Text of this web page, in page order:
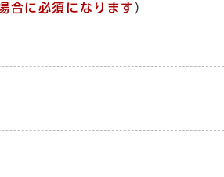
合に必須になります ）